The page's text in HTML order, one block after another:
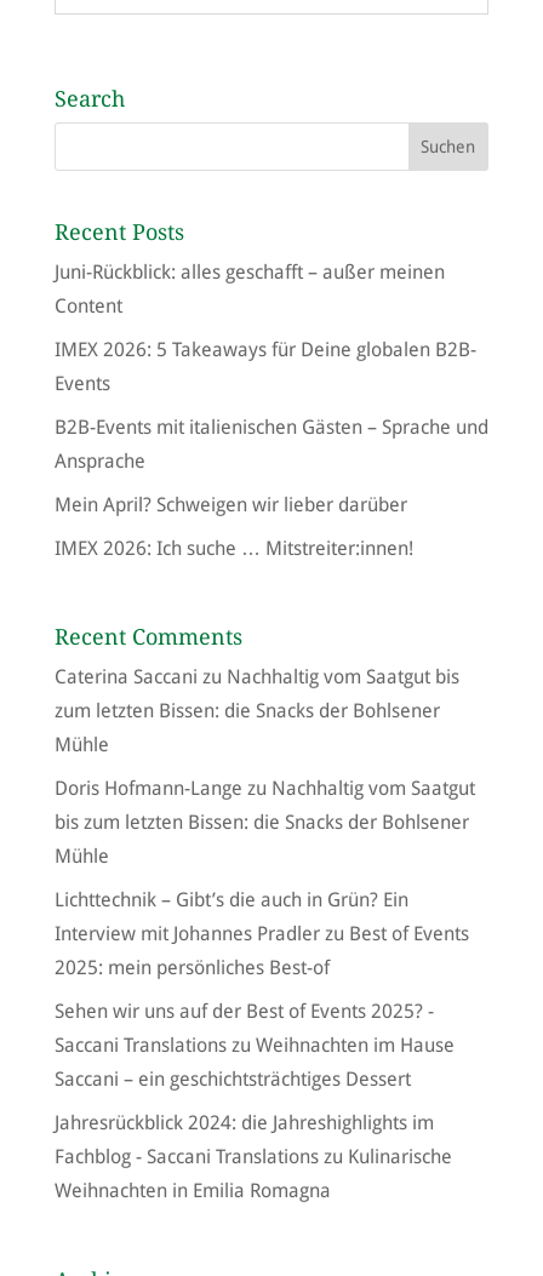
Search
Recent Posts
Juni-Rückblick: alles geschafft – außer meinen
Content
IMEX 2026: 5 Takeaways für Deine globalen B2B-
Events
B2B-Events mit italienischen Gästen – Sprache und
Ansprache
Mein April? Schweigen wir lieber darüber
IMEX 2026: Ich suche … Mitstreiter:innen!
Recent Comments
Caterina Saccani zu Nachhaltig vom Saatgut bis
zum letzten Bissen: die Snacks der Bohlsener
Mühle
Doris Hofmann-Lange zu Nachhaltig vom Saatgut
bis zum letzten Bissen: die Snacks der Bohlsener
Mühle
Lichttechnik – Gibt’s die auch in Grün? Ein
Interview mit Johannes Pradlerzu Best of Events
2025: mein persönliches Best-of
Sehen wir uns auf der Best of Events 2025? -
Saccani Translationszu Weihnachten im Hause
Saccani – ein geschichtsträchtiges Dessert
Jahresrückblick 2024: die Jahreshighlights im
Fachblog - Saccani Translationszu Kulinarische
Weihnachten in Emilia Romagna